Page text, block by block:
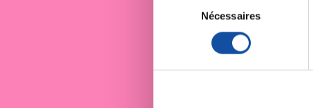
Collecter des
digitales).
Pour en savoir plus sur le
. Vous pouvez
Nécessaires
Je